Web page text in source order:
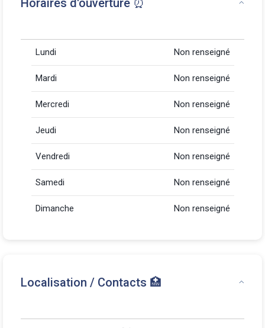
Horaires d'ouverture ⏰
Lundi Non renseigné
Mardi Non renseigné
Mercredi Non renseigné
Jeudi Non renseigné
Vendredi Non renseigné
Samedi Non renseigné
Dimanche Non renseigné
Localisation / Contacts 🏥